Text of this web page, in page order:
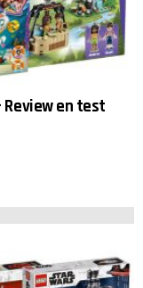
Review en test